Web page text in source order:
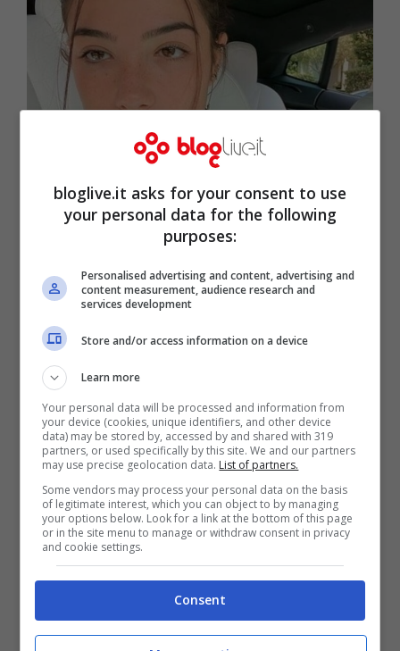
(Immagine da Instagram)
Charli D’AmeliosuTik Tokda un anno a
Connecticut ha iniziato a pubblicare i suoi
video nel 2019 e ad oggi ha guadagnato
milioni di euro. Infatti i dati più recenti
riporterebbero che attualmente l’influencer
americana guadagnerebbe circa100 mila
dollariper ogni post sponsorizzato. Numeri
da capogiro soprattutto perché stiamo
parlando di una ragazza di soli 16 anni, che
ha costruito il proprio successo attraverso
dei video su un social network. Parte di
bloglive.it asks for your consent to use
your personal data for the following
purposes:
Personalised advertising and content, advertising and
content measurement, audience research and
services development
Store and/or access information on a device
Learn more
Your personal data will be processed and information from
your device (cookies, unique identifiers, and other device
data) may be stored by, accessed by and shared with 319
partners, or used specifically by this site. We and our partners
may use precise geolocation data. List of partners.
Some vendors may process your personal data on the basis
of legitimate interest, which you can object to by managing
your options below. Look for a link at the bottom of this page
or in the site menu to manage or withdraw consent in privacy
and cookie settings.
Consent